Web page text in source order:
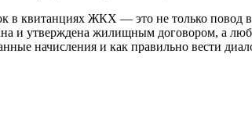
в квитанциях ЖКХ — это не только повод
и утверждена жилищным договором, а
начисления и как правильно вести